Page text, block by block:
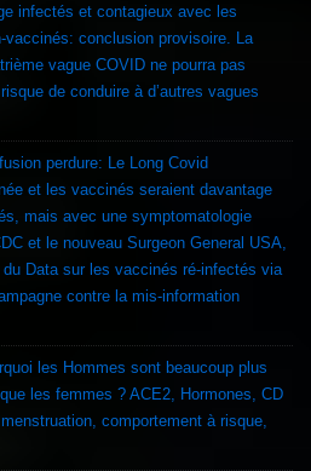
infectés et contagieux avec les
vaccinés: conclusion provisoire. La
vague COVID ne pourra pas
de conduire à d’autres vagues
perdure: Le Long Covid
et les vaccinés seraient davantage
mais avec une symptomatologie
et le nouveau Surgeon General USA,
Data sur les vaccinés ré-infectés via
contre la mis-information
les Hommes sont beaucoup plus
les femmes ? ACE2, Hormones, CD
comportement à risque,